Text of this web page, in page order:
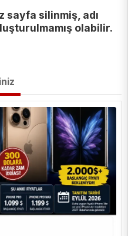
sayfa silinmiş, adı
olabilir.